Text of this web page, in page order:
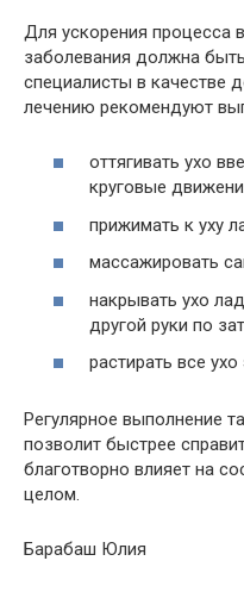
Для ускорения процесса
заболевания должна
специалисты в качестве
лечению рекомендуют
оттягивать ухо
круговые
прижимать к уху
массажировать
накрывать ухо
другой руки по
растирать все
Регулярное выполнение
позволит быстрее
благотворно влияет на
целом.
Барабаш Юлия